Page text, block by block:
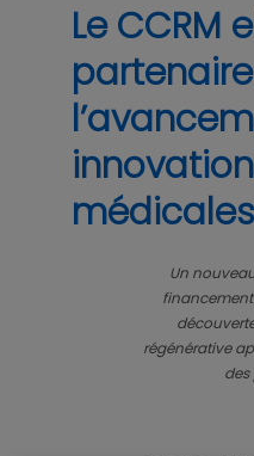
Le CCRM
Un
régénérative